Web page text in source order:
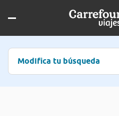
Modifica tu búsqueda